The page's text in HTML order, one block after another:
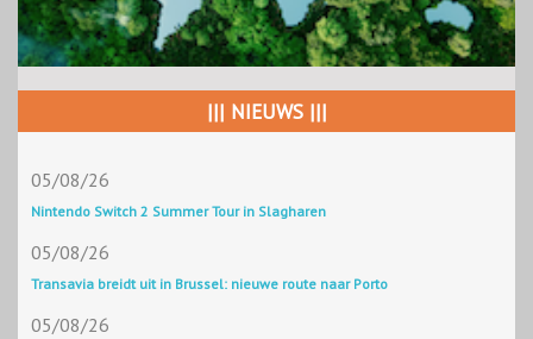
||| NIEUWS |||
05/08/26
Nintendo Switch 2 Summer Tour in Slagharen
05/08/26
Transavia breidt uit in Brussel: nieuwe route naar Porto
05/08/26